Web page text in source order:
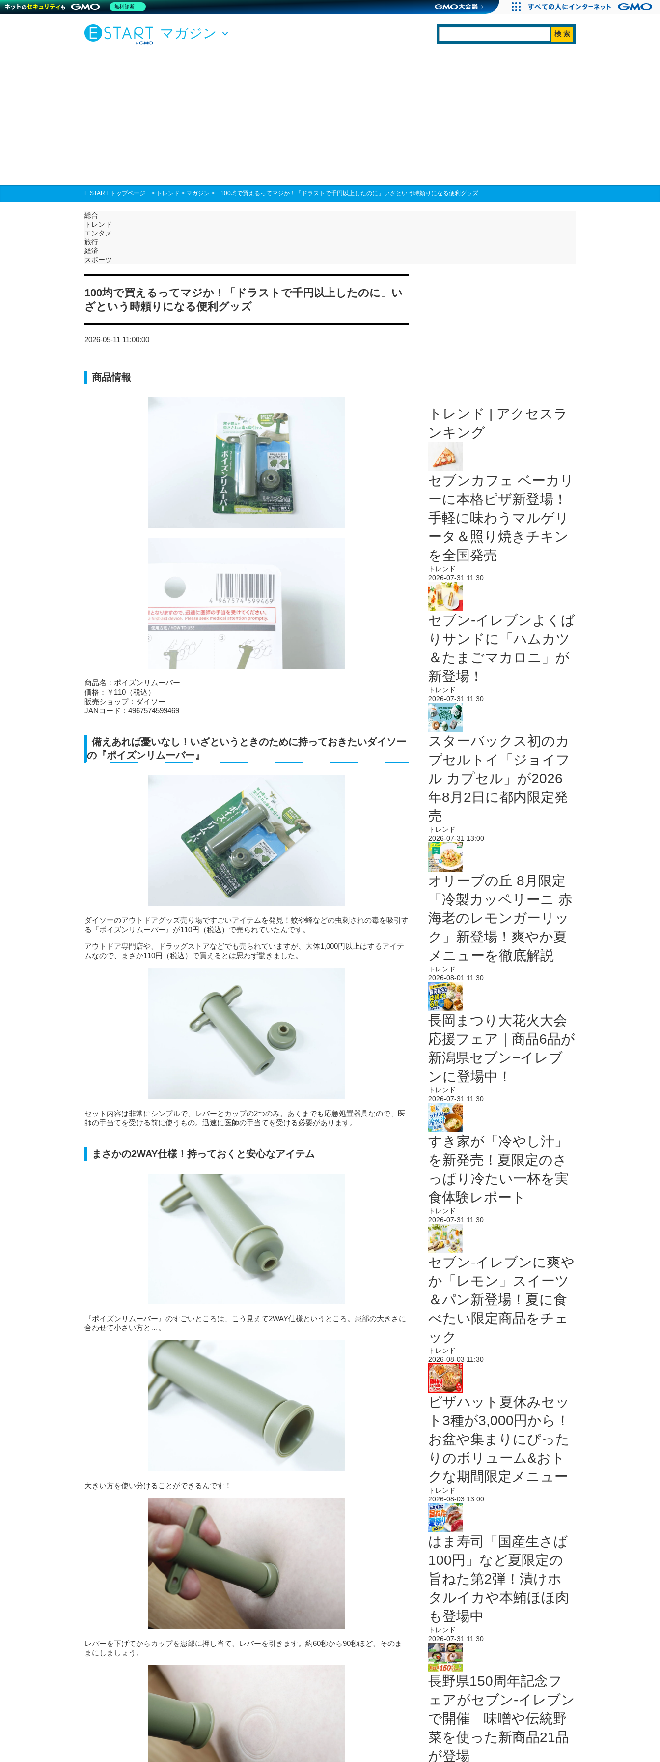
マガジン
E START トップページ > トレンド > マガジン > 100均で買えるってマジか！「ドラストで千円以上したのに」いざという時頼りになる便利グッズ
総合
トレンド
エンタメ
旅行
経済
スポーツ
100均で買えるってマジか！「ドラストで千円以上したのに」い
ざという時頼りになる便利グッズ
2026-05-11 11:00:00
商品情報
商品名：ポイズンリムーバー
価格：￥110（税込）
販売ショップ：ダイソー
JANコード：4967574599469
備えあれば憂いなし！いざというときのために持っておきたいダイソー
の『ポイズンリムーバー』
ダイソーのアウトドアグッズ売り場ですごいアイテムを発見！蚊や蜂などの虫刺されの毒を吸引す
る『ポイズンリムーバー』が110円（税込）で売られていたんです。
アウトドア専門店や、ドラッグストアなどでも売られていますが、大体1,000円以上はするアイテ
ムなので、まさか110円（税込）で買えるとは思わず驚きました。
セット内容は非常にシンプルで、レバーとカップの2つのみ。あくまでも応急処置器具なので、医
師の手当てを受ける前に使うもの。迅速に医師の手当てを受ける必要があります。
まさかの2WAY仕様！持っておくと安心なアイテム
『ポイズンリムーバー』のすごいところは、こう見えて2WAY仕様というところ。患部の大きさに
合わせて小さい方と…。
大きい方を使い分けることができるんです！
レバーを下げてからカップを患部に押し当て、レバーを引きます。約60秒から90秒ほど、そのま
まにしましょう。
トレンド | アクセスラ
ンキング
セブンカフェ ベーカリ
ーに本格ピザ新登場！
手軽に味わうマルゲリ
ータ＆照り焼きチキン
を全国発売
トレンド
2026-07-31 11:30
セブン‐イレブンよくば
りサンドに「ハムカツ
＆たまごマカロニ」が
新登場！
トレンド
2026-07-31 11:30
スターバックス初のカ
プセルトイ「ジョイフ
ル カプセル」が2026
年8月2日に都内限定発
売
トレンド
2026-07-31 13:00
オリーブの丘 8月限定
「冷製カッペリーニ 赤
海老のレモンガーリッ
ク」新登場！爽やか夏
メニューを徹底解説
トレンド
2026-08-01 11:30
長岡まつり大花火大会
応援フェア｜商品6品が
新潟県セブン−イレブ
ンに登場中！
トレンド
2026-07-31 11:30
すき家が「冷やし汁」
を新発売！夏限定のさ
っぱり冷たい一杯を実
食体験レポート
トレンド
2026-07-31 11:30
セブン‐イレブンに爽や
か「レモン」スイーツ
＆パン新登場！夏に食
べたい限定商品をチェ
ック
トレンド
2026-08-03 11:30
ピザハット夏休みセッ
ト3種が3,000円から！
お盆や集まりにぴった
りのボリューム&おト
クな期間限定メニュー
トレンド
2026-08-03 13:00
はま寿司「国産生さば
100円」など夏限定の
旨ねた第2弾！漬けホ
タルイカや本鮪ほほ肉
も登場中
トレンド
2026-07-31 11:30
長野県150周年記念フ
ェアがセブン-イレブン
で開催 味噌や伝統野
菜を使った新商品21品
が登場
無料診断